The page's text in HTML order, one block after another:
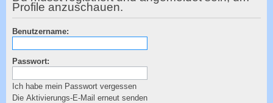
Profile anzuschauen.
Benutzername:
Passwort:
Ich habe mein Passwort vergessen
Die Aktivierungs-E-Mail erneut senden